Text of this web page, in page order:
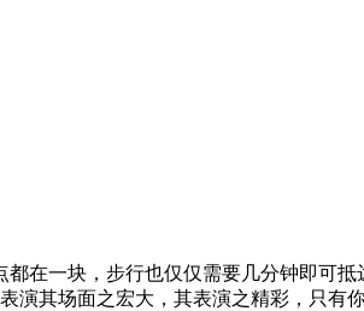
在一块，步行也仅仅需要几分钟即可
其场面之宏大，其表演之精彩，只有